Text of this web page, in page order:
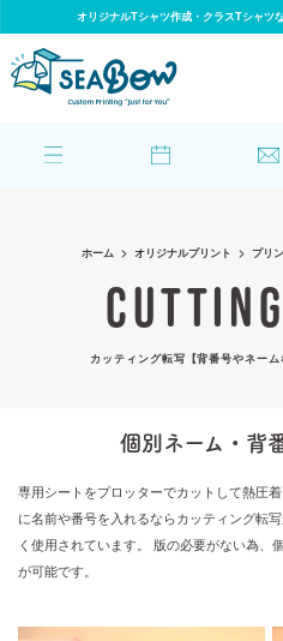
オリジナルTシャツ作成・クラスTシャツ
ホーム オリジナルプリント プリ
カッティング転写【背番号やネーム
個別ネーム・背
専用シートをプロッターでカットして熱圧着
に名前や番号を入れるならカッティング転
く使用されています。
版の必要がない為、
が可能です。